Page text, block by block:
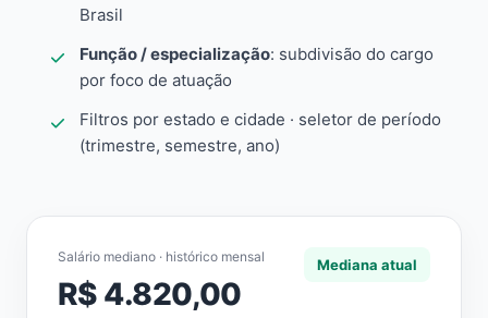
Brasil
Função / especialização: subdivisão do cargo
por foco de atuação
Filtros por estado e cidade · seletor de período
(trimestre, semestre, ano)
Salário mediano · histórico mensal
R$ 4.820,00
Mediana atual